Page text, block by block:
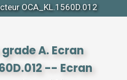
OCA_KL.1560D.012
A. Ecran
-- Ecran